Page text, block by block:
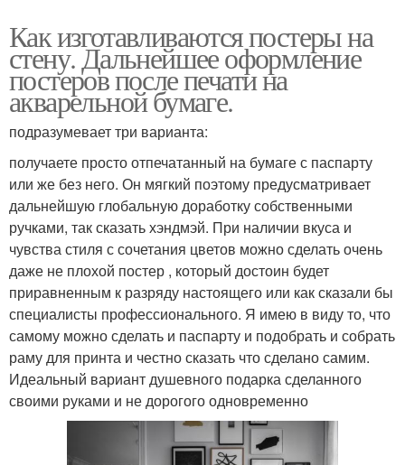
Как изготавливаются постеры на
стену. Дальнейшее оформление
постеров после печати на
акварельной бумаге.
подразумевает три варианта:
получаете просто отпечатанный на бумаге с паспарту
или же без него. Он мягкий поэтому предусматривает
дальнейшую глобальную доработку собственными
ручками, так сказать хэндмэй. При наличии вкуса и
чувства стиля с сочетания цветов можно сделать очень
даже не плохой постер , который достоин будет
приравненным к разряду настоящего или как сказали бы
специалисты профессионального. Я имею в виду то, что
самому можно сделать и паспарту и подобрать и собрать
раму для принта и честно сказать что сделано самим.
Идеальный вариант душевного подарка сделанного
своими руками и не дорогого одновременно